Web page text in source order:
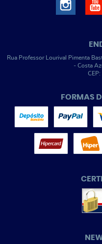
Rua Professor Lourival Pimenta
- Costa
FORMAS